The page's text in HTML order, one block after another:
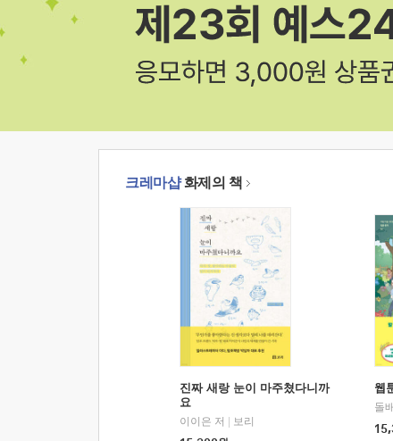
크레마샵화제의 책
진짜 새랑 눈이 마주쳤다니까
요
이이은 저
보리
웹
돌